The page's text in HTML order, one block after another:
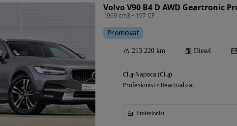
Volvo V90 B4 D AWD Geartronic
1969 cm3 • 197 CP
Promovat
213 220 km Diesel
Cluj-Napoca (Cluj)
Profesionist • Reactualizat
Profesionist